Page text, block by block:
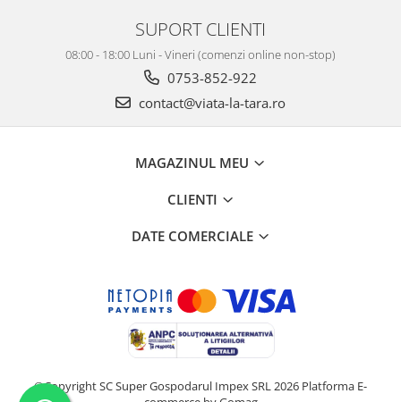
SUPORT CLIENTI
08:00 - 18:00 Luni - Vineri (comenzi online non-stop)
0753-852-922
contact@viata-la-tara.ro
MAGAZINUL MEU
CLIENTI
DATE COMERCIALE
©Copyright SC Super Gospodarul Impex SRL 2026 Platforma E-